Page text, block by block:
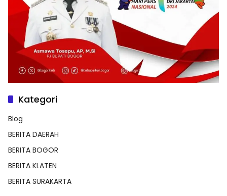
Kategori
Blog
BERITA DAERAH
BERITA BOGOR
BERITA KLATEN
BERITA SURAKARTA